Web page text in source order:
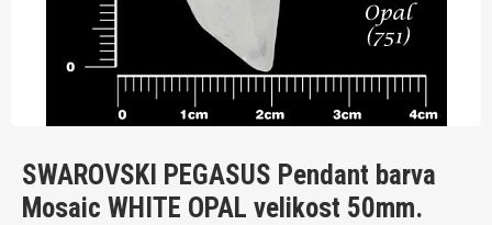
SWAROVSKI PEGASUS Pendant barva
Mosaic WHITE OPAL velikost 50mm.